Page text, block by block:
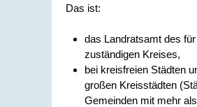
Das ist:
das Landratsamt des
zuständigen Kreises,
bei kreisfreien Städten
großen Kreisstädten
Gemeinden mit mehr